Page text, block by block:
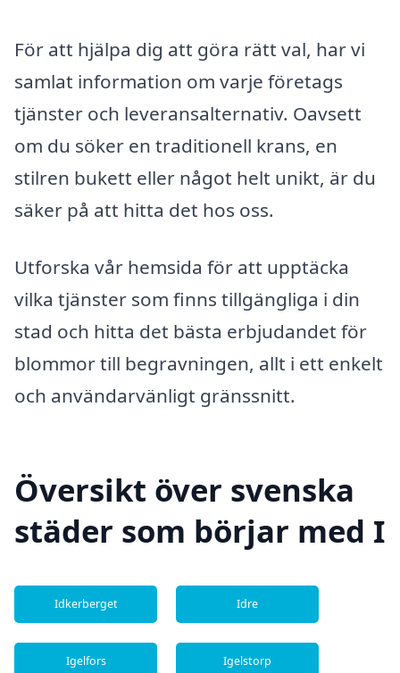
För att hjälpa dig att göra rätt val, har vi
samlat information om varje företags
tjänster och leveransalternativ. Oavsett
om du söker en traditionell krans, en
stilren bukett eller något helt unikt, är du
säker på att hitta det hos oss.
Utforska vår hemsida för att upptäcka
vilka tjänster som finns tillgängliga i din
stad och hitta det bästa erbjudandet för
blommor till begravningen, allt i ett enkelt
och användarvänligt gränssnitt.
Översikt över svenska
städer som börjar med I
Idkerberget Idre
Igelfors Igelstorp